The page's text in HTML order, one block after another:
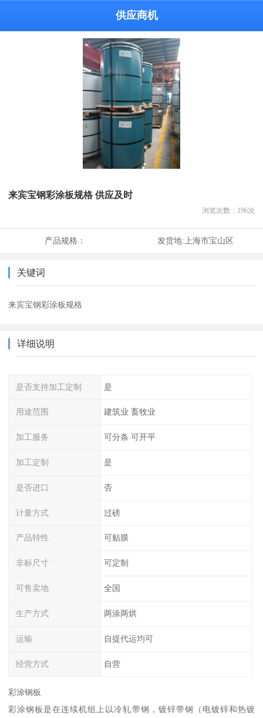
供应商机
来宾宝钢彩涂板规格 供应及时
浏览次数： 196次
产品规格： 发货地:上海市宝山区
关键词
来宾宝钢彩涂板规格
详细说明
是否支持加工定制 是
用途范围 建筑业 畜牧业
加工服务 可分条 可开平
加工定制 是
是否进口 否
计量方式 过磅
产品特性 可贴膜
非标尺寸 可定制
可售卖地 全国
生产方式 两涂两烘
运输 自提代运均可
经营方式 自营
彩涂钢板
彩涂钢板是在连续机组上以冷轧带钢，镀锌带钢（电镀锌和热镀